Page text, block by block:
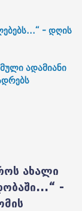
- დღის
ადამიანი
ახალი
-